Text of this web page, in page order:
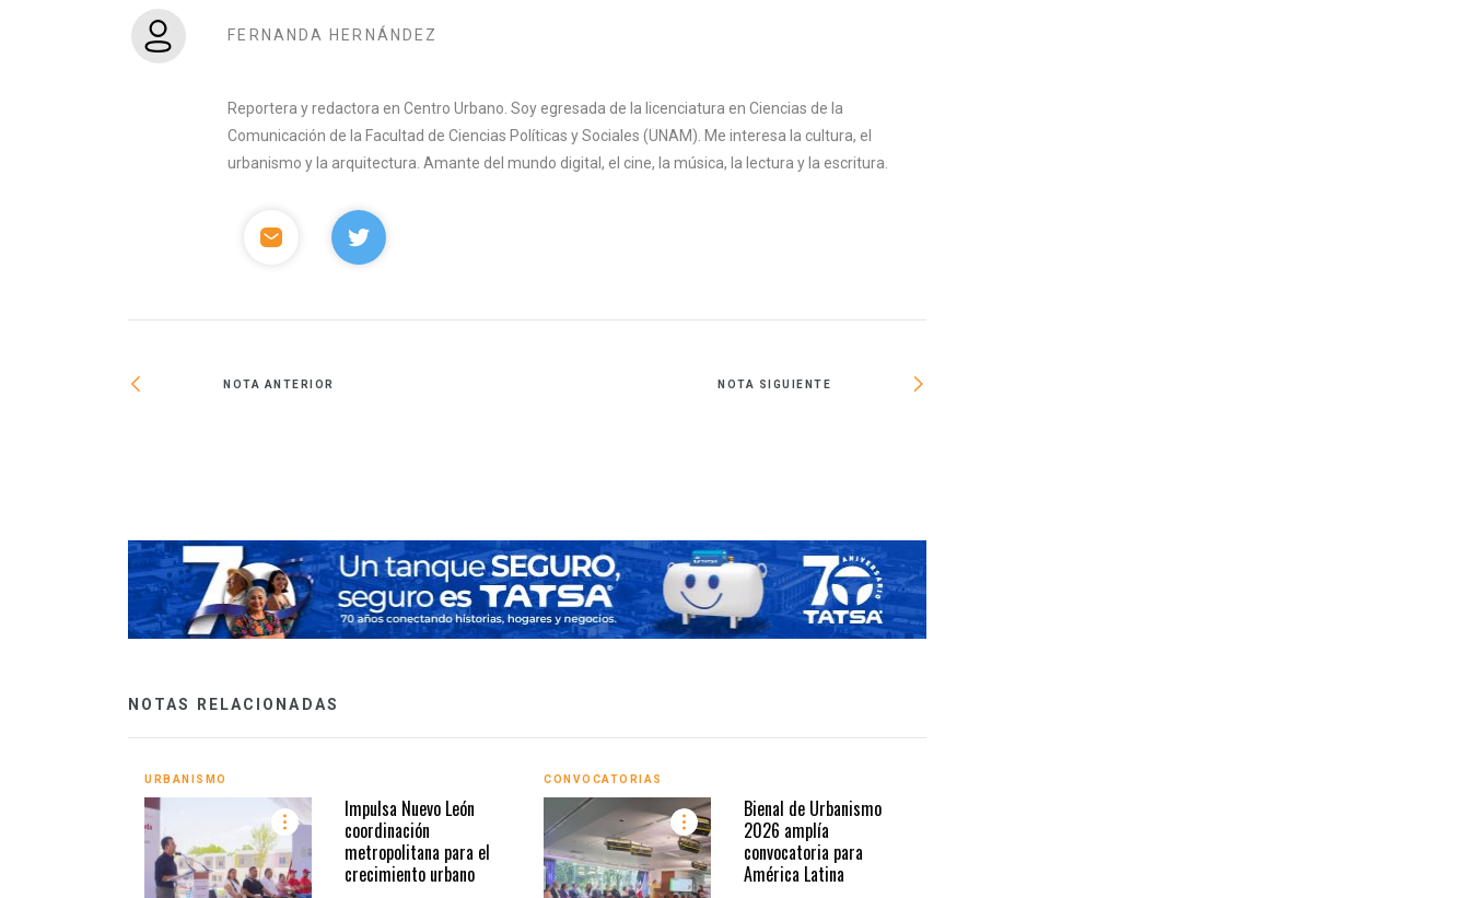
FERNANDA HERNÁNDEZ
Reportera y redactora en Centro Urbano. Soy egresada de la licenciatura en Ciencias de la
Comunicación de la Facultad de Ciencias Políticas y Sociales (UNAM). Me interesa la cultura, el
urbanismo y la arquitectura. Amante del mundo digital, el cine, la música, la lectura y la escritura.
NOTA ANTERIOR NOTA SIGUIENTE
NOTAS RELACIONADAS
URBANISMO
Impulsa Nuevo León
coordinación
metropolitana para el
crecimiento urbano
CONVOCATORIAS
Bienal de Urbanismo
2026 amplía
convocatoria para
América Latina